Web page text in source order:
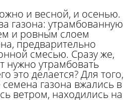
и весной, и осенью.
газона: утрамбованную
и ровным слоем
предварительно
смесью. Сразу же,
нужно утрамбовать
это делается? Для того,
газона вжались в
ветром, находились на